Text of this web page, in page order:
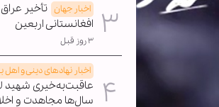
اخبار جهان تأخیر عراق
افغانستانی اربعین
۳ روز قبل
اخبار نهادهای دینی و اهل
عاقبت‌به‌خیری شهید
سال‌ها مجاهدت و